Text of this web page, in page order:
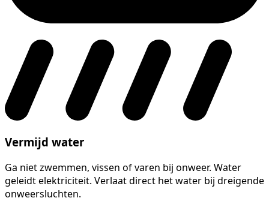
Vermijd water
Ga niet zwemmen, vissen of varen bij onweer. Water
geleidt elektriciteit. Verlaat direct het water bij dreigende
onweersluchten.